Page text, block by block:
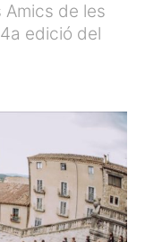
Amics de les
edició del